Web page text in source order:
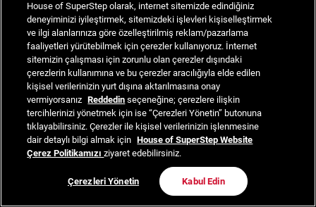
House of SuperStep olarak, internet sitemizde edindiğiniz
deneyiminizi iyileştirmek, sitemizdeki işlevleri kişiselleştirmek
ve ilgi alanlarınıza göre özelleştirilmiş reklam/pazarlama
faaliyetleri yürütebilmek için çerezler kullanıyoruz. İnternet
sitemizin çalışması için zorunlu olan çerezler dışındaki
çerezlerin kullanımına ve bu çerezler aracılığıyla elde edilen
kişisel verilerinizin yurt dışına aktarılmasına onay
vermiyorsanız Reddedin seçeneğine; çerezlere ilişkin
tercihlerinizi yönetmek için ise “Çerezleri Yönetin” butonuna
tıklayabilirsiniz. Çerezler ile kişisel verilerinizin işlenmesine
dair detaylı bilgi almak için House of SuperStep Website
Çerez Politikamızıziyaret edebilirsiniz.
Çerezleri Yönetin Kabul Edin